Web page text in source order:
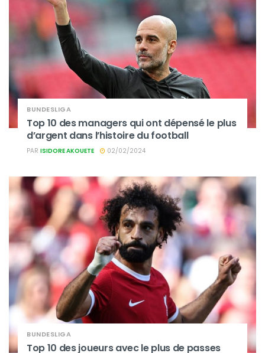
BUNDESLIGA
Top 10 des managers qui ont dépensé le plus
d’argent dans l’histoire du football
PAR ISIDORE AKOUETE 02/02/2024
BUNDESLIGA
Top 10 des joueurs avec le plus de passes